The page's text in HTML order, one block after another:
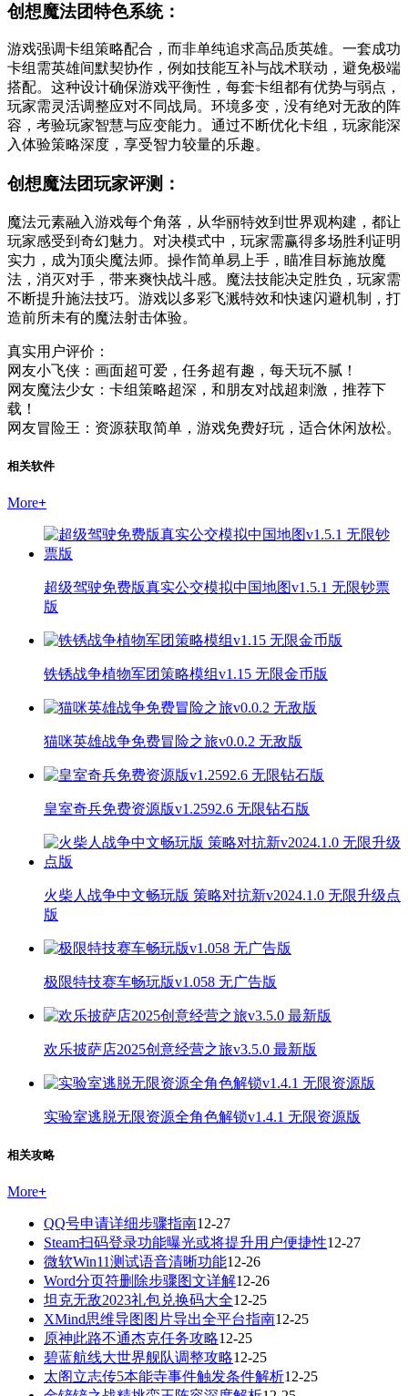
创想魔法团特色系统：
游戏强调卡组策略配合，而非单纯追求高品质英雄。一套成功
卡组需英雄间默契协作，例如技能互补与战术联动，避免极端
搭配。这种设计确保游戏平衡性，每套卡组都有优势与弱点，
玩家需灵活调整应对不同战局。环境多变，没有绝对无敌的阵
容，考验玩家智慧与应变能力。通过不断优化卡组，玩家能深
入体验策略深度，享受智力较量的乐趣。
创想魔法团玩家评测：
魔法元素融入游戏每个角落，从华丽特效到世界观构建，都让
玩家感受到奇幻魅力。对决模式中，玩家需赢得多场胜利证明
实力，成为顶尖魔法师。操作简单易上手，瞄准目标施放魔
法，消灭对手，带来爽快战斗感。魔法技能决定胜负，玩家需
不断提升施法技巧。游戏以多彩飞溅特效和快速闪避机制，打
造前所未有的魔法射击体验。
真实用户评价：
网友小飞侠：画面超可爱，任务超有趣，每天玩不腻！
网友魔法少女：卡组策略超深，和朋友对战超刺激，推荐下
载！
网友冒险王：资源获取简单，游戏免费好玩，适合休闲放松。
相关软件
More+
超级驾驶免费版真实公交模拟中国地图v1.5.1 无限钞票
版
铁锈战争植物军团策略模组v1.15 无限金币版
猫咪英雄战争免费冒险之旅v0.0.2 无敌版
皇室奇兵免费资源版v1.2592.6 无限钻石版
火柴人战争中文畅玩版 策略对抗新v2024.1.0 无限升级点
版
极限特技赛车畅玩版v1.058 无广告版
欢乐披萨店2025创意经营之旅v3.5.0 最新版
实验室逃脱无限资源全角色解锁v1.4.1 无限资源版
相关攻略
More+
QQ号申请详细步骤指南12-27
Steam扫码登录功能曝光或将提升用户便捷性12-27
微软Win11测试语音清晰功能12-26
Word分页符删除步骤图文详解12-26
坦克无敌2023礼包兑换码大全12-25
XMind思维导图图片导出全平台指南12-25
原神此路不通杰克任务攻略12-25
碧蓝航线大世界舰队调整攻略12-25
太阁立志传5本能寺事件触发条件解析12-25